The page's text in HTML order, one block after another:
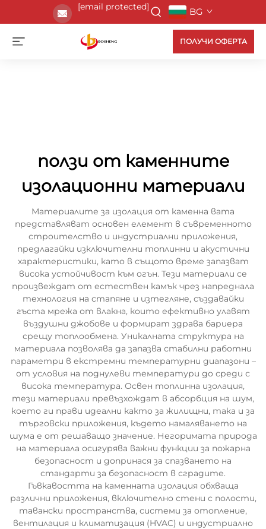
[email protected] BG
ПОЛУЧИ ОФЕРТА
ползи от каменните
изолационни материали
Материалите за изолация от каменна вата
представляват основен елемент в съвременното
строителство и индустриални приложения,
предлагайки изключителни топлинни и акустични
характеристики, като в същото време запазват
висока устойчивост към огън. Тези материали се
произвеждат от естествен камък чрез напреднала
технология на стапяне и изтегляне, създавайки
гъста мрежа от влакна, които ефективно улавят
въздушни джобове и формират здрава бариера
срещу топлообмена. Уникалната структура на
материала позволява да запазва стабилни работни
параметри в екстремни температурни диапазони –
от условия на поднулеви температури до среди с
висока температура. Освен топлинна изолация,
тези материали превъзхождат в абсорбция на шум,
което ги прави идеални както за жилищни, така и за
търговски приложения, където намаляването на
шума е от решаващо значение. Негоримата природа
на материала осигурява важни функции за пожарна
безопасност и допринася за спазването на
стандарти за безопасност в сградите.
Гъвкавостта на каменната изолация обхваща
различни приложения, включително стени с полости,
тавански пространства, системи за отопление,
вентилация и климатизация (HVAC) и индустриално